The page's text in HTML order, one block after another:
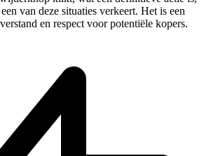
van deze situaties verkeert. Het is een
en respect voor potentiële kopers.